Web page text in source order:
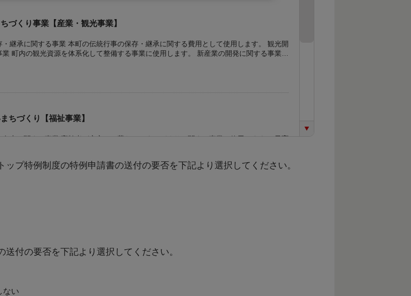
づくり事業【産業・観光事業】
統行事の保存・継承に関する費用として使用します。 観光開
発に関する事業
ちづくり【福祉事業】
して暮らせるまちづくりに関する事業に使用します。 子育
境保全
プ特例制度の特例申請書の送付の要否を下記より選択してください。
付の要否を下記より選択してください。
ない